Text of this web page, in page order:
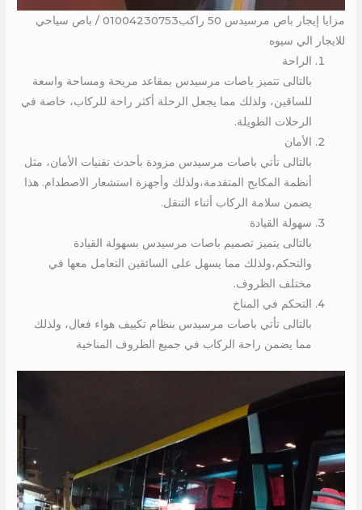
مزايا إيجار باص مرسيدس 50 راكب01004230753 / باص سياحي
للايجار الي سيوه
الراحة
بالتالى تتميز باصات مرسيدس بمقاعد مريحة ومساحة واسعة
للساقين، ولذلك مما يجعل الرحلة أكثر راحة للركاب، خاصة في
الرحلات الطويلة.
الأمان
بالتالى تأتي باصات مرسيدس مزودة بأحدث تقنيات الأمان، مثل
أنظمة المكابح المتقدمة،ولذلك وأجهزة استشعار الاصطدام. هذا
يضمن سلامة الركاب أثناء التنقل.
سهولة القيادة
بالتالى يتميز تصميم باصات مرسيدس بسهولة القيادة
والتحكم،ولذلك مما يسهل على السائقين التعامل معها في
مختلف الظروف.
التحكم في المناخ
بالتالى تأتي باصات مرسيدس بنظام تكييف هواء فعال، ولذلك
مما يضمن راحة الركاب في جميع الظروف المناخية